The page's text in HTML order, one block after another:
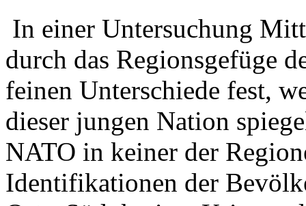
In einer Untersuchung
durch das Regionsgefüge
feinen Unterschiede fest,
dieser jungen Nation
NATO in keiner der
Identifikationen der